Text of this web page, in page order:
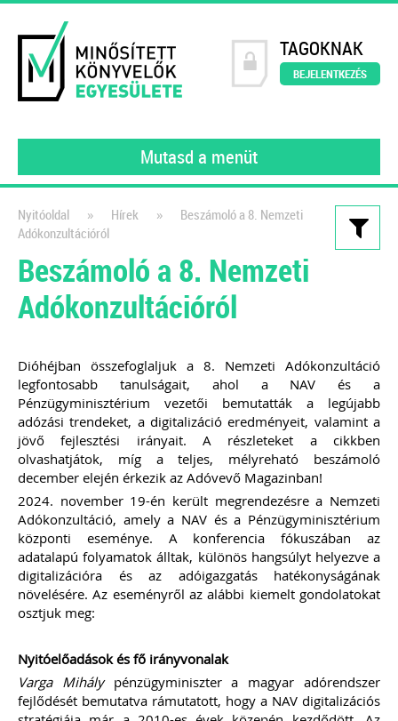
TAGOKNAK
BEJELENTKEZÉS
Mutasd a menüt
Webáruházak és e-
kereskedelem működése a
Webshop üzemeltetőknek és
könyvelőknek
2021.
ÁLTALÁNOS TUDNIVALÓK, HASZNOS
TIPPEK, TANÁCSOK
WEBÁRUHÁZAT INDÍTÓK ÉS
ÜZEMELTETŐK RÉSZÉRE
Webshop a könyvelésben -
specialitások
Webáruház indításának jogi és
technikai feltételei
Webáruházak sikerének a kulcsa
E-kereskedelem szabályozása 2021.
Online piacterek
TAGJAINK INGYENESEN LETÖLTHETIK -
A letöltések menüpont alatt!
Nyitóoldal » Hírek »
Beszámoló a 8. Nemzeti
Adókonzultációról
Beszámoló a 8. Nemzeti
Adókonzultációról
Dióhéjban összefoglaljuk a 8. Nemzeti Adókonzultáció
legfontosabb tanulságait, ahol a NAV és a
Pénzügyminisztérium vezetői bemutatták a legújabb
adózási trendeket, a digitalizáció eredményeit, valamint a
jövő fejlesztési irányait. A részleteket a cikkben
olvashatjátok, míg a teljes, mélyreható beszámoló
december elején érkezik az Adóvevő Magazinban!
2024. november 19-én került megrendezésre a Nemzeti
Adókonzultáció, amely a NAV és a Pénzügyminisztérium
központi eseménye. A konferencia fókuszában az
adatalapú folyamatok álltak, különös hangsúlyt helyezve a
digitalizációra és az adóigazgatás hatékonyságának
növelésére. Az eseményről az alábbi kiemelt gondolatokat
osztjuk meg:
Nyitóelőadások és fő irányvonalak
Varga Mihálypénzügyminiszter a magyar adórendszer
fejlődését bemutatva rámutatott, hogy a NAV digitalizációs